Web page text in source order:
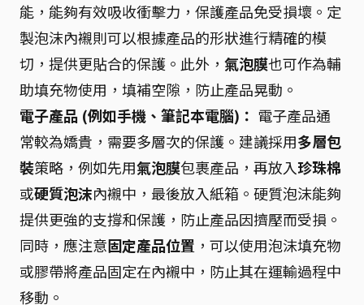
能，能夠有效吸收衝擊力，保護產品免受損壞。定
製泡沫內襯則可以根據產品的形狀進行精確的模
切，提供更貼合的保護。此外， 氣泡膜也可作為輔
助填充物使用，填補空隙，防止產品晃動。
電子產品 (例如手機、筆記本電腦)： 電子產品通
常較為嬌貴，需要多層次的保護。建議採用多層包
裝策略，例如先用氣泡膜包裹產品，再放入珍珠棉
或硬質泡沫內襯中，最後放入紙箱。硬質泡沫能夠
提供更強的支撐和保護，防止產品因擠壓而受損。
同時，應注意固定產品位置 ，可以使用泡沫填充物
或膠帶將產品固定在內襯中，防止其在運輸過程中
移動。